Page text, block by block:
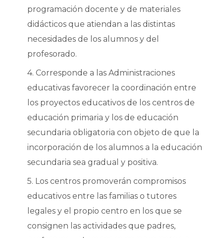
programación docente y de materiales
didácticos que atiendan a las distintas
necesidades de los alumnos y del
profesorado.
4. Corresponde a las Administraciones
educativas favorecer la coordinación entre
los proyectos educativos de los centros de
educación primaria y los de educación
secundaria obligatoria con objeto de que la
incorporación de los alumnos a la educación
secundaria sea gradual y positiva.
5. Los centros promoverán compromisos
educativos entre las familias o tutores
legales y el propio centro en los que se
consignen las actividades que padres,